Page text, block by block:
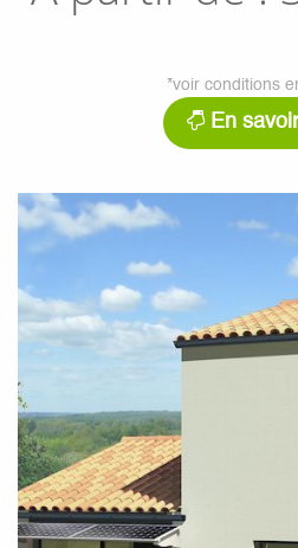
*voir conditions
En